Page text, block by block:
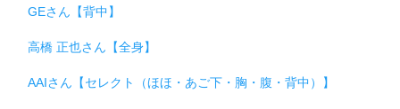
GEさん【背中】
高橋 正也さん【全身】
AAIさん【セレクト（ほほ・あご下・胸・腹・背中）】